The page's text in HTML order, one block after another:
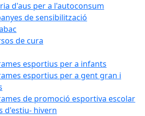
d'aus per a l'autoconsum
de sensibilització
de cura
esportius per a infants
esportius per a gent gran i
de promoció esportiva escolar
d'estiu- hivern